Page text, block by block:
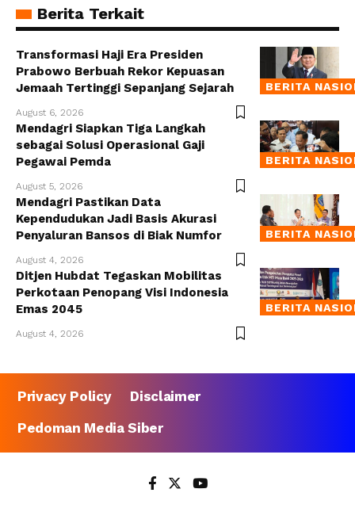
Berita Terkait
BERITA
Transformasi Haji Era Presiden
Prabowo Berbuah Rekor Kepuasan
Jemaah Tertinggi Sepanjang Sejarah
August 6, 2026
BERITA
Mendagri Siapkan Tiga Langkah
sebagai Solusi Operasional Gaji
Pegawai Pemda
August 5, 2026
BERITA
Mendagri Pastikan Data
Kependudukan Jadi Basis Akurasi
Penyaluran Bansos di Biak Numfor
August 4, 2026
BERITA
Ditjen Hubdat Tegaskan Mobilitas
Perkotaan Penopang Visi Indonesia
Emas 2045
August 4, 2026
Privacy Policy
Disclaimer
Pedoman Media Siber